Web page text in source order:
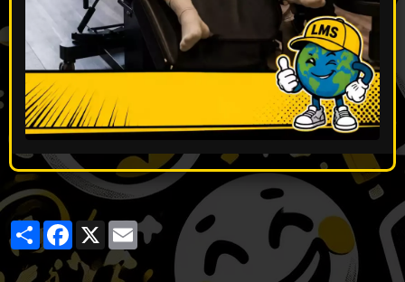
PartagerFacebook
X Email